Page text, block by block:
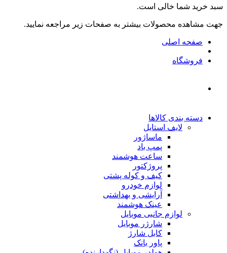
سبد خرید شما خالی است.
جهت مشاهده محصولات بیشتر به صفحات زیر مراجعه نمایید.
صفحه اصلی
فروشگاه
دسته بندی کالاها
لایف استایل
ماساژور
پمپ باد
ساعت هوشمند
پروژکتور
کیف و کوله پشتی
لوازم خودرو
آرایشی و بهداشتی
عینک هوشمند
لوازم جانبی موبایل
شارژر موبایل
کابل شارژ
پاور بانک